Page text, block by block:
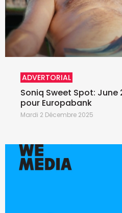
ADVERTORIAL
Soniq Sweet Spot:
pour Europabank
Mardi 2 Décembre 2025